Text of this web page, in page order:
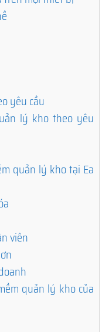
yêu cầu
lý kho theo yêu
quản lý kho tại Ea
viên
quản lý kho của